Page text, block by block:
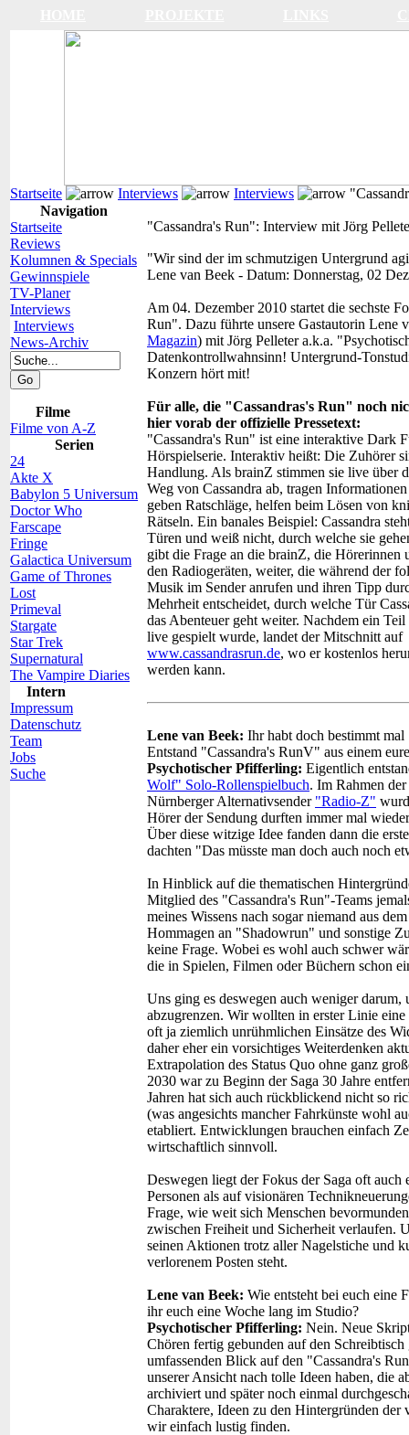
Startseite Interviews Interviews
Navigation
Startseite
Reviews
Kolumnen & Specials
Gewinnspiele
TV-Planer
Interviews
Interviews
News-Archiv
Filme
Filme von A-Z
Serien
24
Akte X
Babylon 5 Universum
Doctor Who
Farscape
Fringe
Galactica Universum
Game of Thrones
Lost
Primeval
Stargate
Star Trek
Supernatural
The Vampire Diaries
Intern
Impressum
Datenschutz
Team
Jobs
Suche
"Cassandra's Run": Interview mit Jörg
"Wir sind der im schmutzigen Untergrund
Lene van Beek - Datum: Donnerstag, 02
Am 04. Dezember 2010 startet die sechste
Run". Dazu führte unsere Gastautorin
Magazin) mit Jörg Pelleter a.k.a.
Datenkontrollwahnsinn! Untergrund-
Konzern hört mit!
Für alle, die "Cassandras's Run" noch
hier vorab der offizielle Pressetext:
"Cassandra's Run" ist eine interaktive Dark
Hörspielserie. Interaktiv heißt: Die Zuhörer
Handlung. Als brainZ stimmen sie live über
Weg von Cassandra ab, tragen
geben Ratschläge, helfen beim Lösen von
Rätseln. Ein banales Beispiel: Cassandra
Türen und weiß nicht, durch welche sie
gibt die Frage an die brainZ, die Hörerinnen
den Radiogeräten, weiter, die während der
Musik im Sender anrufen und ihren Tipp
Mehrheit entscheidet, durch welche Tür
das Abenteuer geht weiter. Nachdem ein
live gespielt wurde, landet der Mitschnitt auf
www.cassandrasrun.de, wo er kostenlos
werden kann.
Lene van Beek: Ihr habt doch bestimmt
Entstand "Cassandra's RunV" aus einem
Psychotischer Pfifferling: Eigentlich
Wolf" Solo-Rollenspielbuch. Im Rahmen
Nürnberger Alternativsender "Radio-Z"
Hörer der Sendung durften immer mal
Über diese witzige Idee fanden dann die
dachten "Das müsste man doch auch noch
In Hinblick auf die thematischen
Mitglied des "Cassandra's Run"-Teams
meines Wissens nach sogar niemand aus
Hommagen an "Shadowrun" und sonstige
keine Frage. Wobei es wohl auch schwer
die in Spielen, Filmen oder Büchern schon
Uns ging es deswegen auch weniger
abzugrenzen. Wir wollten in erster Linie
oft ja ziemlich unrühmlichen Einsätze des
daher eher ein vorsichtiges Weiterdenken
Extrapolation des Status Quo ohne ganz
2030 war zu Beginn der Saga 30 Jahre
Jahren hat sich auch rückblickend nicht so
(was angesichts mancher Fahrkünste wohl
etabliert. Entwicklungen brauchen einfach
wirtschaftlich sinnvoll.
Deswegen liegt der Fokus der Saga oft
Personen als auf visionären
Frage, wie weit sich Menschen
zwischen Freiheit und Sicherheit verlaufen.
seinen Aktionen trotz aller Nagelstiche und
verlorenem Posten steht.
Lene van Beek: Wie entsteht bei euch eine
ihr euch eine Woche lang im Studio?
Psychotischer Pfifferling: Nein. Neue
Chören fertig gebunden auf den
umfassenden Blick auf den "Cassandra's
unserer Ansicht nach tolle Ideen haben, die
archiviert und später noch einmal
Charaktere, Ideen zu den Hintergründen der
wir einfach lustig finden.